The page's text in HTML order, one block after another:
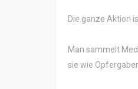
Die ganze Aktion
Man sammelt
sie wie